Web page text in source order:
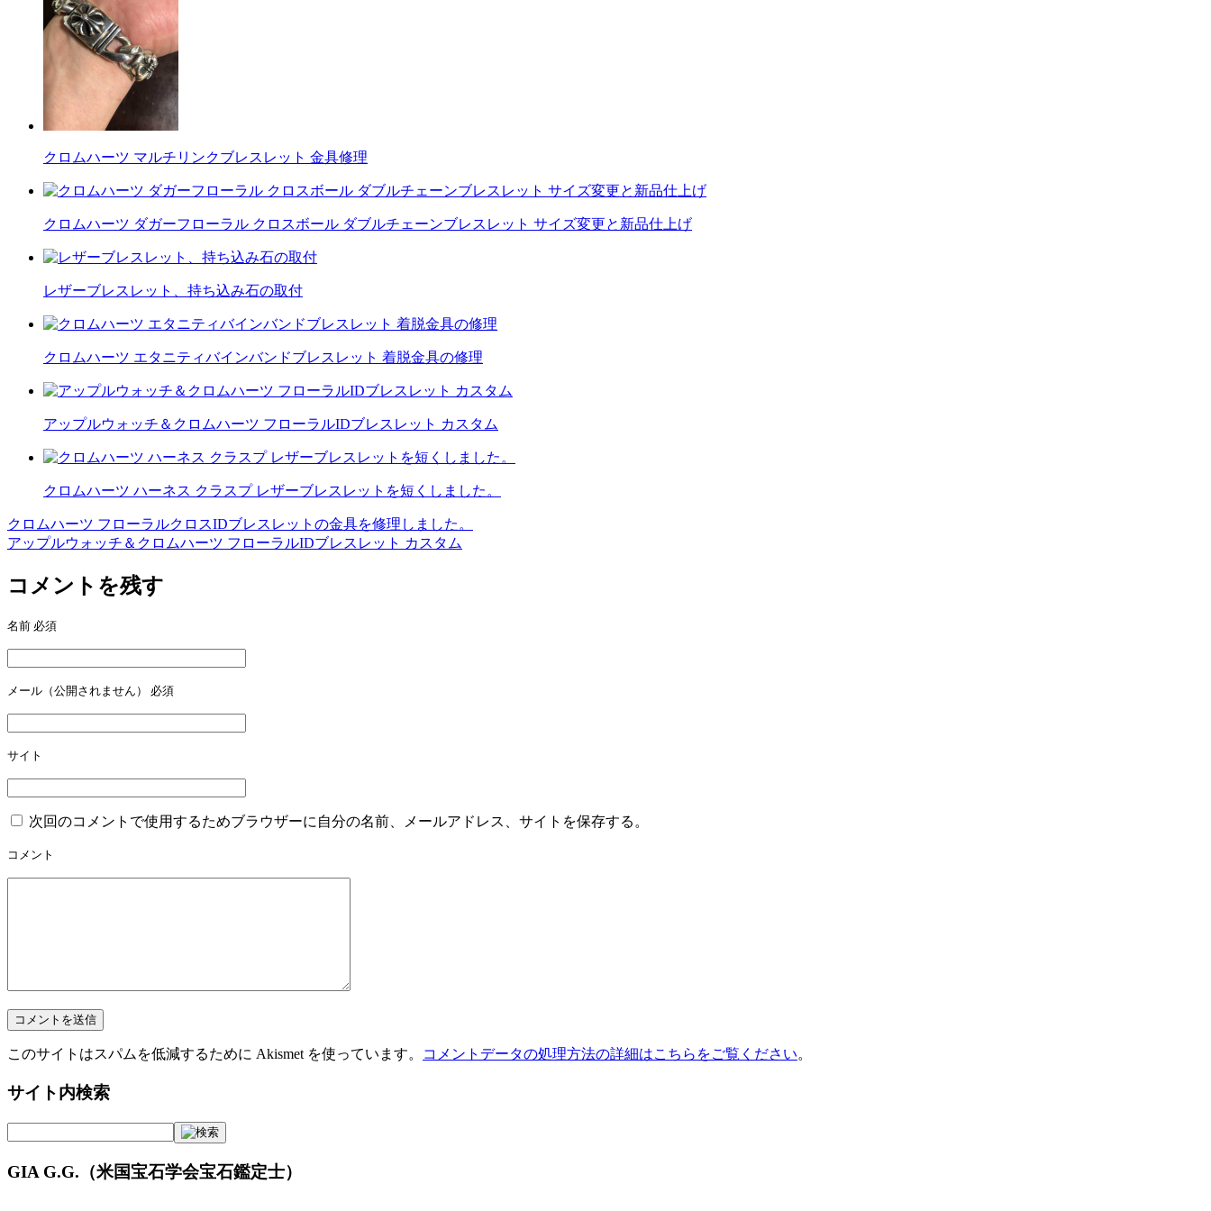
クロムハーツ マルチリンクブレスレット 金具修理
クロムハーツ ダガーフローラル クロスボール ダブルチェーンブレスレット サイズ変更と新品仕上げ
レザーブレスレット、持ち込み石の取付
クロムハーツ エタニティバインバンドブレスレット 着脱金具の修理
アップルウォッチ＆クロムハーツ フローラルIDブレスレット カスタム
クロムハーツ ハーネス クラスプ レザーブレスレットを短くしました。
投
稿
ナ
ビ
ゲ
ー
シ
ョ
ン
クロムハーツ フローラルクロスIDブレスレットの金具を修理しました。
アップルウォッチ＆クロムハーツ フローラルIDブレスレット カスタム
コメントを残す
名前 必須
メール（公開されません） 必須
サイト
次回のコメントで使用するためブラウザーに自分の名前、メールアドレス、サイトを保存する。
コメント
このサイトはスパムを低減するために Akismet を使っています。 コメントデータの処理方法の詳細はこちらをご覧ください。
サイト内検索
GIA G.G.（米国宝石学会宝石鑑定士）